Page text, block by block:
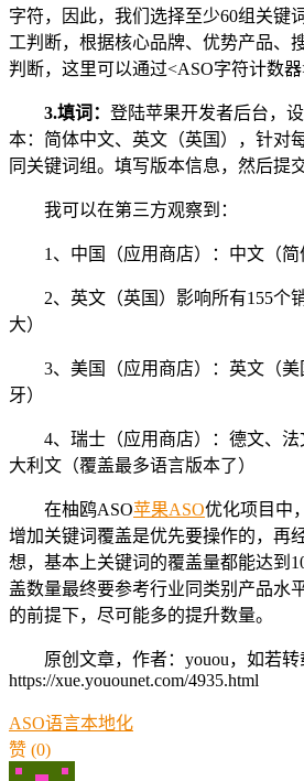
字符，因此，我们选择至少60组关键
工判断，根据核心品牌、优势产品、
判断，这里可以通过<ASO字符计数器
3.填词： 登陆苹果开发者后台，
本：简体中文、英文（英国），针对
同关键词组。填写版本信息，然后提
我可以在第三方观察到：
1、中国（应用商店）：中文（简
2、英文（英国）影响所有155个
大）
3、美国（应用商店）：英文（
牙）
4、瑞士（应用商店）：德文、
大利文（覆盖最多语言版本了）
在柚鸥ASO苹果ASO优化项目中
增加关键词覆盖是优先要操作的，再
想，基本上关键词的覆盖量都能达到
盖数量最终要参考行业同类别产品水
的前提下，尽可能多的提升数量。
原创文章，作者：youou，如若转
https://xue.youounet.com/4935.html
ASO语言本地化
赞 (0)